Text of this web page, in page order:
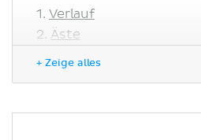
Verlauf
Äste
Literaturquellen
+ Zeige alles